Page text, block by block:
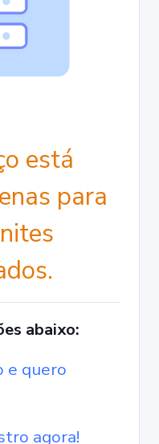
está
para
abaixo:
e quero
agora!